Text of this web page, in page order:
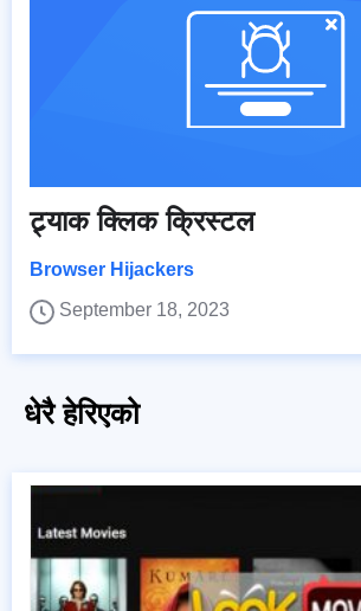
ट्र्याक क्लिक क्रिस्टल
Browser Hijackers
September 18, 2023
धेरै हेरिएको